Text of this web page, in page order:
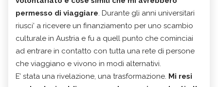
permesso di viaggiare. Durante gli anni universitari
riusci’ a ricevere un finanziamento per uno scambio
culturale in Austria e fu a quell punto che cominciai
ad entrare in contatto con tutta una rete di persone
che viaggiano e vivono in modi alternativi.
E’ stata una rivelazione, una trasformazione. Mi resi